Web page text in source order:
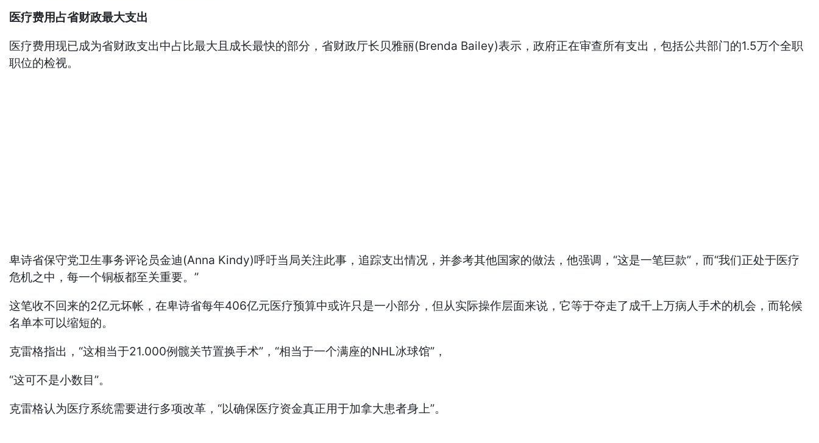
医疗费用占省财政最大支出
医疗费用现已成为省财政支出中占比最大且成长最快的部分，省财政厅长贝雅丽(Brenda Bailey)表示，政府正在审查所有支出，包括公共部门的1.5万个全职
职位的检视。
卑诗省保守党卫生事务评论员金迪(Anna Kindy)呼吁当局关注此事，追踪支出情况，并参考其他国家的做法，他强调，“这是一笔巨款”，而“我们正处于医疗
危机之中，每一个铜板都至关重要。”
这笔收不回来的2亿元坏帐，在卑诗省每年406亿元医疗预算中或许只是一小部分，但从实际操作层面来说，它等于夺走了成千上万病人手术的机会，而轮候
名单本可以缩短的。
克雷格指出，“这相当于21.000例髋关节置换手术”，“相当于一个满座的NHL冰球馆”，
“这可不是小数目”。
克雷格认为医疗系统需要进行多项改革，“以确保医疗资金真正用于加拿大患者身上”。